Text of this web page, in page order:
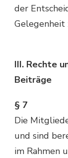
der
Gelegenheit
III. Rechte
Beiträge
§ 7
Die
und sind
im Rahmen